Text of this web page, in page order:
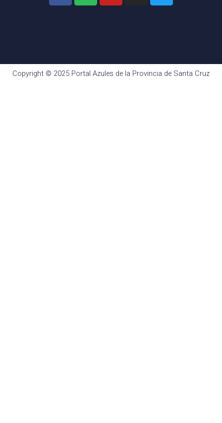
Copyright © 2025 Portal Azules de la Provincia de Santa Cruz